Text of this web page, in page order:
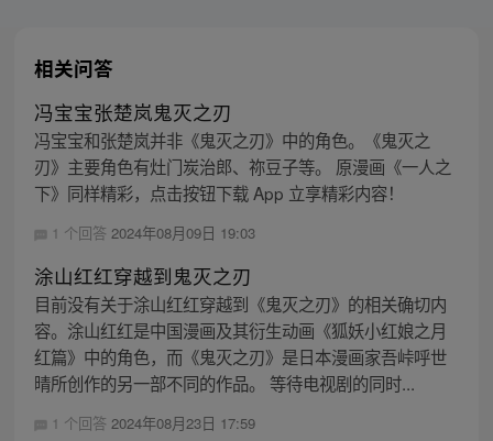
相关问答
冯宝宝张楚岚鬼灭之刃
冯宝宝和张楚岚并非《鬼灭之刃》中的角色。《鬼灭之
刃》主要角色有灶门炭治郎、祢豆子等。 原漫画《一人之
下》同样精彩，点击按钮下载 App 立享精彩内容！
1 个回答 2024年08月09日 19:03
涂山红红穿越到鬼灭之刃
目前没有关于涂山红红穿越到《鬼灭之刃》的相关确切内
容。涂山红红是中国漫画及其衍生动画《狐妖小红娘之月
红篇》中的角色，而《鬼灭之刃》是日本漫画家吾峠呼世
晴所创作的另一部不同的作品。 等待电视剧的同时...
1 个回答 2024年08月23日 17:59